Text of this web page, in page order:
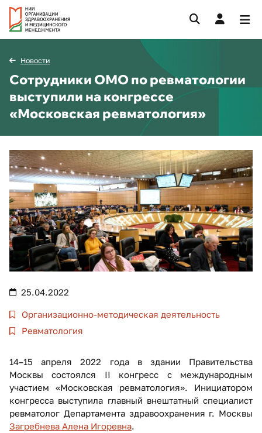
Новости
Сотрудники ОМО по ревматологии
выступили на конгрессе
«Московская ревматология»
25.04.2022
Организационно-методическая деятельность
Ревматология
14–15 апреля 2022 года в здании Правительства
Москвы состоялся II конгресс с международным
участием «Московская ревматология». Инициатором
конгресса выcтупила главный внештатный специалист
ревматолог Департамента здравоохранения г. Москвы
Загребнева Алена Игоревна